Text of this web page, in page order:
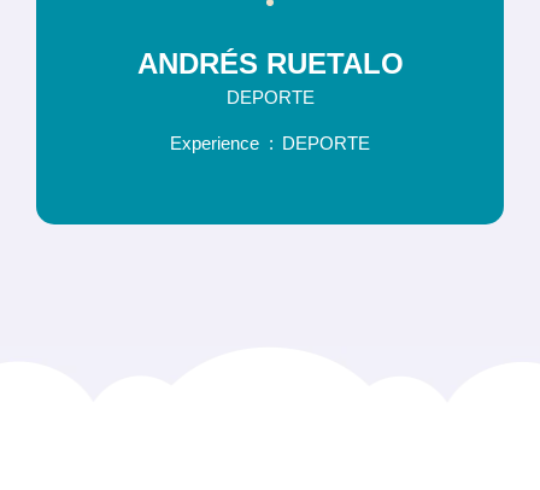
ANDRÉS RUETALO
DEPORTE
Experience DEPORTE